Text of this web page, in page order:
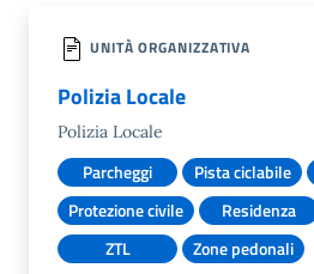
UNITÀ ORGANIZZATIVA
Polizia Locale
Polizia Locale
Parcheggi Pista ciclabile
Protezione civile
Residenza
ZTL
Zone pedonali